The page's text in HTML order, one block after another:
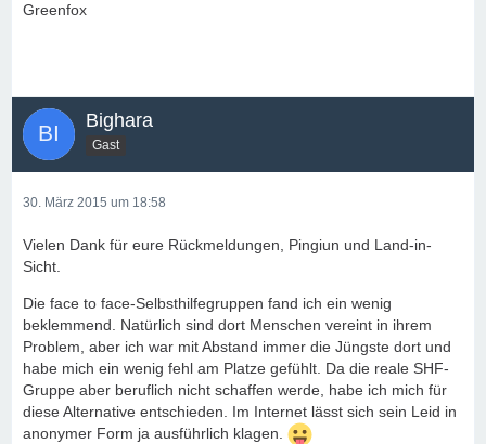
Greenfox
Bighara
Gast
30. März 2015 um 18:58
Vielen Dank für eure Rückmeldungen, Pingiun und Land-in-
Sicht.
Die face to face-Selbsthilfegruppen fand ich ein wenig
beklemmend. Natürlich sind dort Menschen vereint in ihrem
Problem, aber ich war mit Abstand immer die Jüngste dort und
habe mich ein wenig fehl am Platze gefühlt. Da die reale SHF-
Gruppe aber beruflich nicht schaffen werde, habe ich mich für
diese Alternative entschieden. Im Internet lässt sich sein Leid in
anonymer Form ja ausführlich klagen.